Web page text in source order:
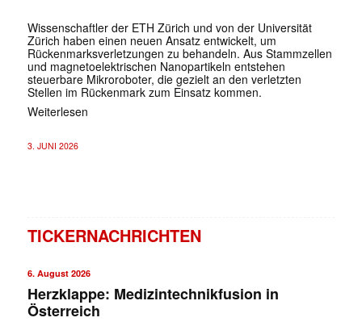
Wissenschaftler der ETH Zürich und von der Universität
Zürich haben einen neuen Ansatz entwickelt, um
Rückenmarksverletzungen zu behandeln. Aus Stammzellen
und magnetoelektrischen Nanopartikeln entstehen
steuerbare Mikroroboter, die gezielt an den verletzten
Stellen im Rückenmark zum Einsatz kommen.
Weiterlesen
3. JUNI 2026
TICKERNACHRICHTEN
6. August 2026
Herzklappe: Medizintechnikfusion in
Österreich